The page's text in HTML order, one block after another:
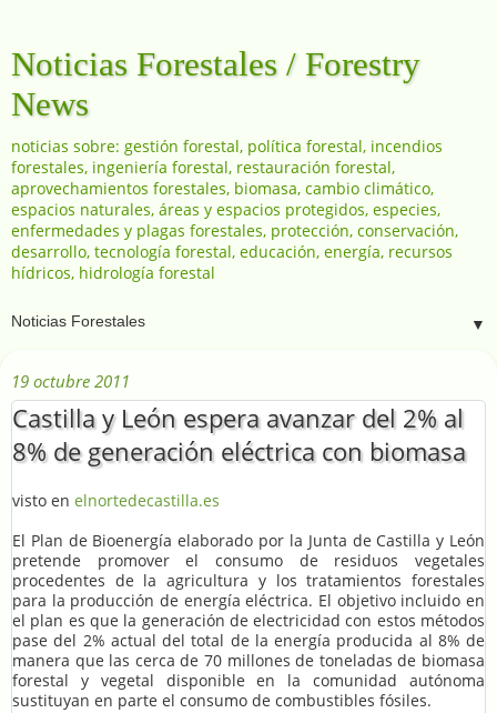
Noticias Forestales / Forestry
News
noticias sobre: gestión forestal, política forestal, incendios
forestales, ingeniería forestal, restauración forestal,
aprovechamientos forestales, biomasa, cambio climático,
espacios naturales, áreas y espacios protegidos, especies,
enfermedades y plagas forestales, protección, conservación,
desarrollo, tecnología forestal, educación, energía, recursos
hídricos, hidrología forestal
▼
19 octubre 2011
Castilla y León espera avanzar del 2% al
8% de generación eléctrica con biomasa
visto en elnortedecastilla.es
El Plan de Bioenergía elaborado por la Junta de Castilla y León
pretende promover el consumo de residuos vegetales
procedentes de la agricultura y los tratamientos forestales
para la producción de energía eléctrica. El objetivo incluido en
el plan es que la generación de electricidad con estos métodos
pase del 2% actual del total de la energía producida al 8% de
manera que las cerca de 70 millones de toneladas de biomasa
forestal y vegetal disponible en la comunidad autónoma
sustituyan en parte el consumo de combustibles fósiles.